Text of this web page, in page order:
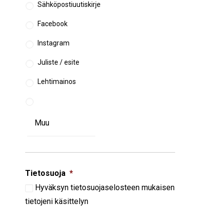
Sähköpostiuutiskirje
Facebook
Instagram
Juliste / esite
Lehtimainos
Tietosuoja *
Hyväksyn tietosuojaselosteen mukaisen
tietojeni käsittelyn